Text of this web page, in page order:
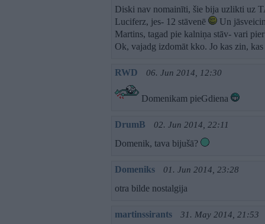
Diski nav nomainīti, šie bija uzlikti uz
Luciferz, jes- 12 stāvenē
Un
Martins, tagad pie kalniņa stāv- vari
Ok, vajadg izdomāt kko. Jo kas zin,
RWD 06. Jun 2014, 12:30
Domenikam pieGdiena
DrumB 02. Jun 2014, 22:11
Domenik, tava bijušā?
Domeniks 01. Jun 2014, 23:28
otra bilde nostalgija
martinssirants 31. May 2014, 21:53